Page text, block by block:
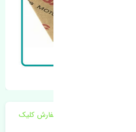
و قیمت به روز روی ثبت سفارش کلیک